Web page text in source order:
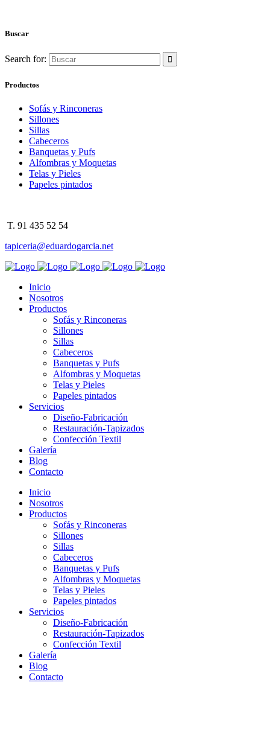
Buscar
Search for:
Productos
Sofás y Rinconeras
Sillones
Sillas
Cabeceros
Banquetas y Pufs
Alfombras y Moquetas
Telas y Pieles
Papeles pintados
T. 91 435 52 54
tapiceria@eduardogarcia.net
Inicio
Nosotros
Productos
Sofás y Rinconeras
Sillones
Sillas
Cabeceros
Banquetas y Pufs
Alfombras y Moquetas
Telas y Pieles
Papeles pintados
Servicios
Diseño-Fabricación
Restauración-Tapizados
Confección Textil
Galería
Blog
Contacto
Inicio
Nosotros
Productos
Sofás y Rinconeras
Sillones
Sillas
Cabeceros
Banquetas y Pufs
Alfombras y Moquetas
Telas y Pieles
Papeles pintados
Servicios
Diseño-Fabricación
Restauración-Tapizados
Confección Textil
Galería
Blog
Contacto